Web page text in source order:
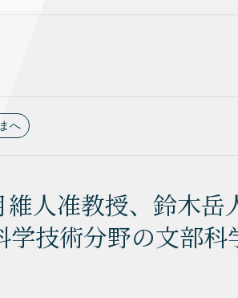
へ
人准教授、鈴木
学技術分野の文部